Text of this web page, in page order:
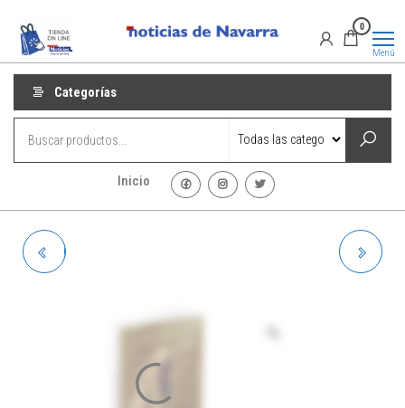
contenido
Promociones
Promociones
0
Menú
Categorías
Inicio
BANDEJAS DE CERÁMICA